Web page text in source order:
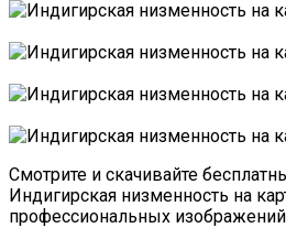
Смотрите и скачивайте
Индигирская низменность на
профессиональных